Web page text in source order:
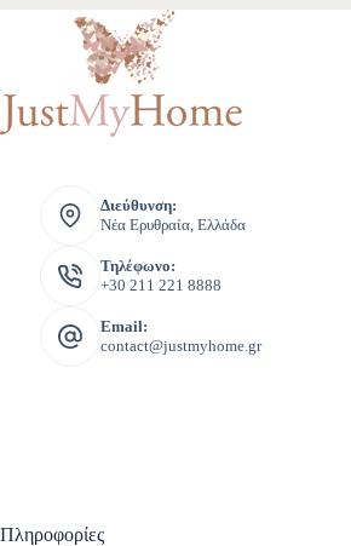
Διεύθυνση:
Νέα Ερυθραία, Ελλάδα
Τηλέφωνο:
+30 211 221 8888
Email:
contact@justmyhome.gr
Πληροφορίες